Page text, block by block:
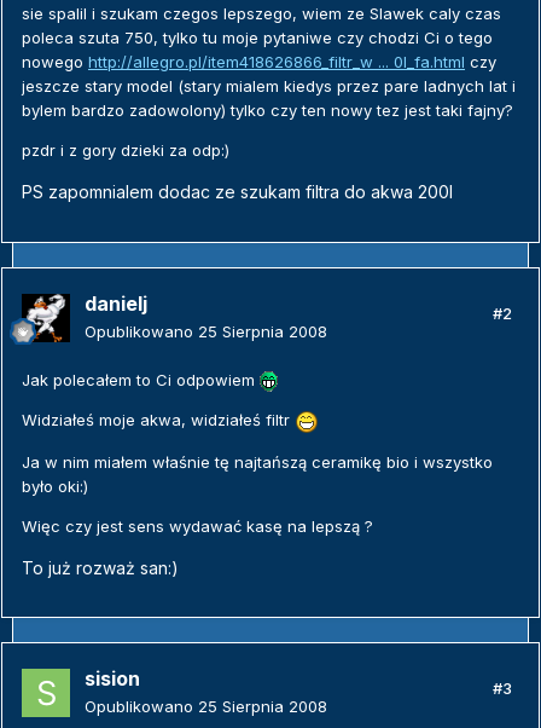
sie spalil i szukam czegos lepszego, wiem ze Slawek caly czas
poleca szuta 750, tylko tu moje pytaniwe czy chodzi Ci o tego
nowego http://allegro.pl/item418626866_filtr_w ... 0l_fa.html czy
jeszcze stary model (stary mialem kiedys przez pare ladnych lat i
bylem bardzo zadowolony) tylko czy ten nowy tez jest taki fajny?
pzdr i z gory dzieki za odp:)
PS zapomnialem dodac ze szukam filtra do akwa 200l
danielj
Opublikowano 25 Sierpnia 2008
#2
Jak polecałem to Ci odpowiem
Widziałeś moje akwa, widziałeś filtr
Ja w nim miałem właśnie tę najtańszą ceramikę bio i wszystko
było oki:)
Więc czy jest sens wydawać kasę na lepszą ?
To już rozważ san:)
sision
Opublikowano 25 Sierpnia 2008
#3